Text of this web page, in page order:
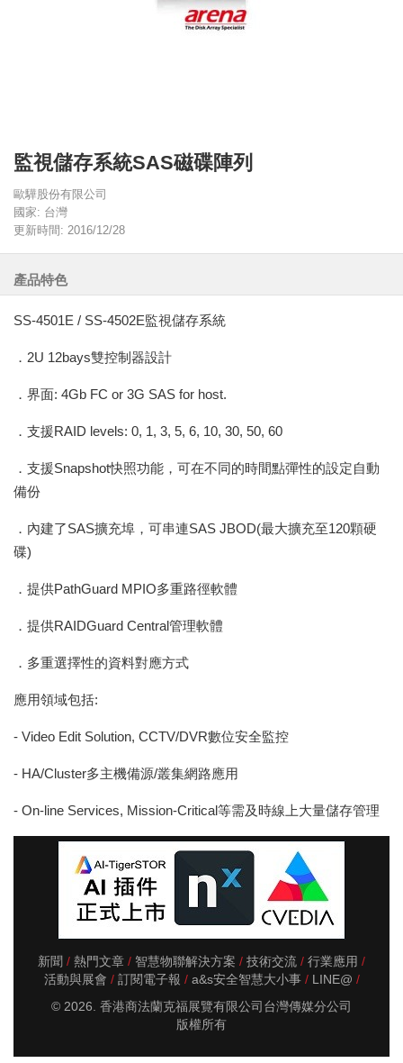
監視儲存系統SAS磁碟陣列
歐驊股份有限公司
國家: 台灣
更新時間: 2016/12/28
產品特色
SS-4501E / SS-4502E監視儲存系統
．2U 12bays雙控制器設計
．界面: 4Gb FC or 3G SAS for host.
．支援RAID levels: 0, 1, 3, 5, 6, 10, 30, 50, 60
．支援Snapshot快照功能，可在不同的時間點彈性的設定自動
備份
．內建了SAS擴充埠，可串連SAS JBOD(最大擴充至120顆硬
碟)
．提供PathGuard MPIO多重路徑軟體
．提供RAIDGuard Central管理軟體
．多重選擇性的資料對應方式
應用領域包括:
- Video Edit Solution, CCTV/DVR數位安全監控
- HA/Cluster多主機備源/叢集網路應用
- On-line Services, Mission-Critical等需及時線上大量儲存管理
新聞 熱門文章 智慧物聯解決方案 技術交流
行業應用
活動與展會
訂閱電子報 a&s安全智慧大小事
LINE@
© 2026. 香港商法蘭克福展覽有限公司台灣傳媒分公司
版權所有